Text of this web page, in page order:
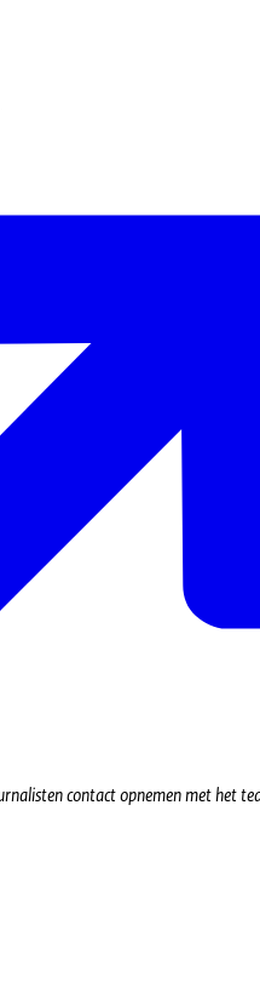
contact opnemen met het